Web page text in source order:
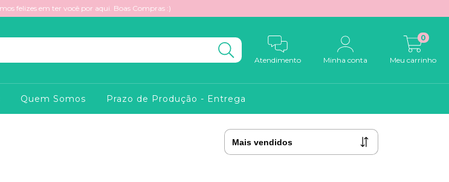
felizes em ter você por aqui. Boas Compras :)
Atendimento Minha conta Meu carrinho
0
Quem Somos Prazo de Produção - Entrega